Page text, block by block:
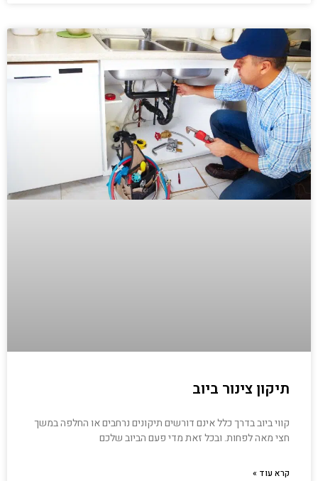
תיקון צינור ביוב
קווי ביוב בדרך כלל אינם דורשים תיקונים נרחבים או החלפה במשך
חצי מאה לפחות. ובכל זאת מדי פעם הביוב שלכם
קרא עוד »